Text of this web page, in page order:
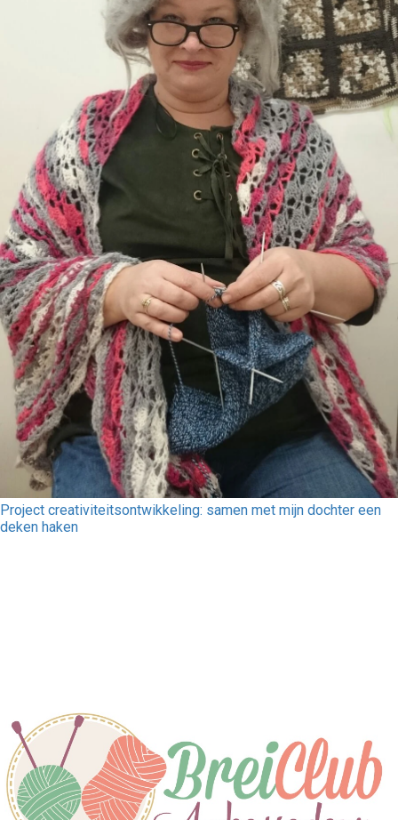
Project creativiteitsontwikkeling: samen met mijn dochter een
deken haken